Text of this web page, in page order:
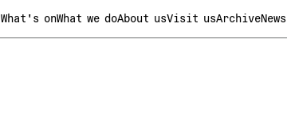
What's onWhat we doAbout usVisit usArchiveNews